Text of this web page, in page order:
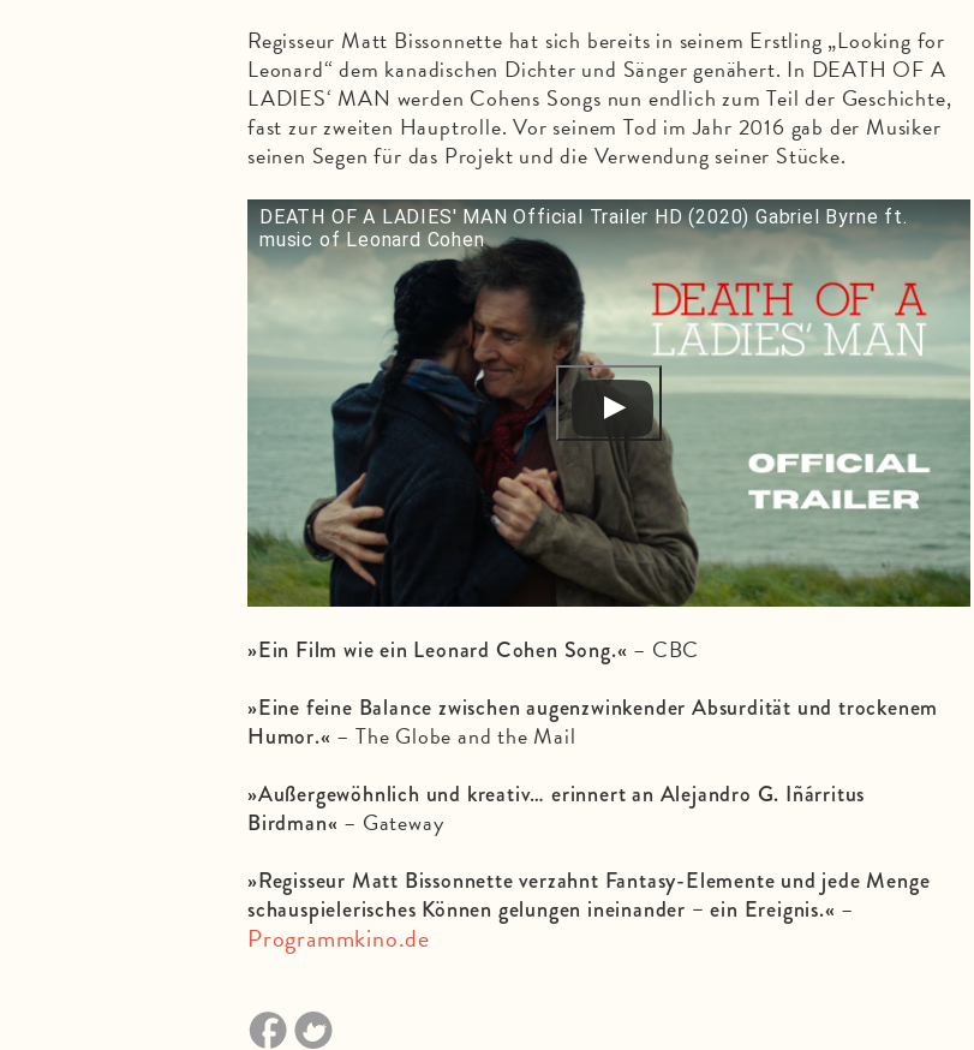
Regisseur Matt Bissonnette hat sich bereits in seinem Erstling „Looking for
Leonard“ dem kanadischen Dichter und Sänger genähert. In DEATH OF A
LADIES‘ MAN werden Cohens Songs nun endlich zum Teil der Geschichte,
fast zur zweiten Hauptrolle. Vor seinem Tod im Jahr 2016 gab der Musiker
seinen Segen für das Projekt und die Verwendung seiner Stücke.
DEATH OF A LADIES' MAN Official Trailer HD (2020) Gabriel Byrne ft.
music of Leonard Cohen
»Ein Film wie ein Leonard Cohen Song.« – CBC
»Eine feine Balance zwischen augenzwinkender Absurdität und trockenem
Humor.« – The Globe and the Mail
»Außergewöhnlich und kreativ… erinnert an Alejandro G. Iñárritus
Birdman« – Gateway
»Regisseur Matt Bissonnette verzahnt Fantasy-Elemente und jede Menge
schauspielerisches Können gelungen ineinander – ein Ereignis.« –
Programmkino.de